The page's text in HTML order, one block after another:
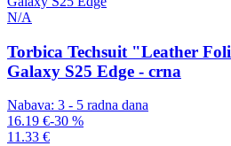
N/A
Torbica Techsuit "Leather
Galaxy S25 Edge - crna
Nabava: 3 - 5 radna dana
16.19 €-30 %
11.33 €